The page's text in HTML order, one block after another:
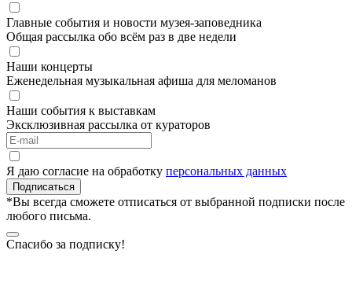
Главные события и новости музея-заповедника
Общая рассылка обо всём раз в две недели
Наши концерты
Еженедельная музыкальная афиша для меломанов
Наши события к выставкам
Эксклюзивная рассылка от кураторов
Я даю согласие на обработку персональных данных
Подписаться
*Вы всегда сможете отписаться от выбранной подписки после
любого письма.
Спасибо за подписку!